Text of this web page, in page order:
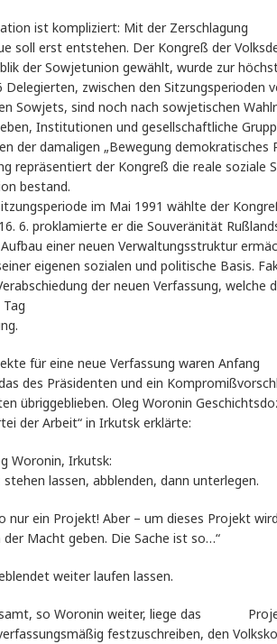
ist kompliziert: Mit der
soll erst entstehen. Der Kongreß der
der Sowjetunion gewählt, wurde zur
Delegierten, zwischen den Sitzungsperioden
Sowjets, sind noch nach sowjetischen
Institutionen und gesellschaftliche
der damaligen „Bewegung demokratisches
repräsentiert der Kongreß die reale soziale
bestand.
im Mai 1991 wählte der
6. proklamierte er die Souveränität
einer neuen Verwaltungsstruktur
eigenen sozialen und politische Basis.
der neuen Verfassung, welche
für eine neue Verfassung waren
des Präsidenten und ein
übriggeblieben. Oleg Woronin
der Arbeit“ in Irkutsk erklärte:
Woronin, Irkutsk:
stehen lassen, abblenden, dann unterlegen.
nur ein Projekt! Aber – um dieses
Macht geben. Die Sache ist so…“
weiter laufen lassen.
so Woronin weiter, liege das Projekt
festzuschreiben, den